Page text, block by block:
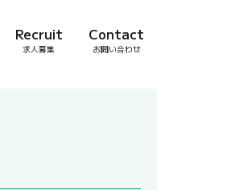
Recruit
求人募集
Contact
お問い合わせ